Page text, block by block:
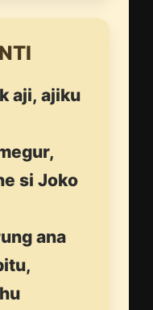
aji, ajiku
si Joko
ana